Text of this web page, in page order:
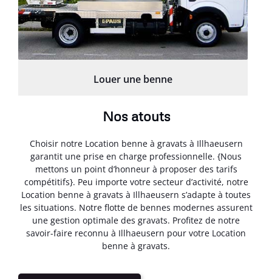
Louer une benne
Nos atouts
Choisir notre Location benne à gravats à Illhaeusern
garantit une prise en charge professionnelle. {Nous
mettons un point d’honneur à proposer des tarifs
compétitifs}. Peu importe votre secteur d’activité, notre
Location benne à gravats à Illhaeusern s’adapte à toutes
les situations. Notre flotte de bennes modernes assurent
une gestion optimale des gravats. Profitez de notre
savoir-faire reconnu à Illhaeusern pour votre Location
benne à gravats.